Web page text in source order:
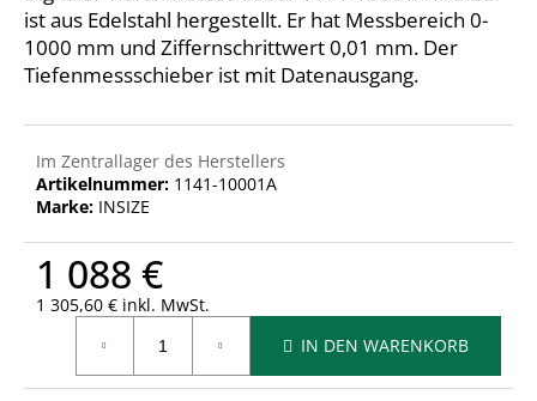
ist aus Edelstahl hergestellt. Er hat Messbereich 0-
1000 mm und Ziffernschrittwert 0,01 mm. Der
Tiefenmessschieber ist mit Datenausgang.
Im Zentrallager des Herstellers
Artikelnummer: 1141-10001A
Marke: INSIZE
1 088 €
1 305,60 € inkl. MwSt.
IN DEN WARENKORB
f
e
h
e
n